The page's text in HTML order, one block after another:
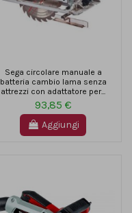
Sega circolare manuale a
batteria cambio lama senza
attrezzi con adattatore per...
93,85 €
Aggiungi